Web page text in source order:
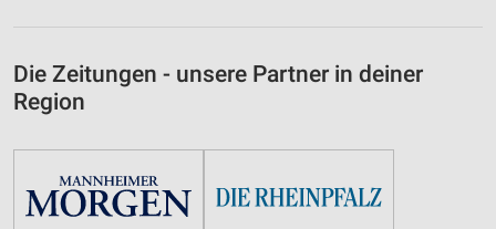
Die Zeitungen - unsere Partner in deiner
Region